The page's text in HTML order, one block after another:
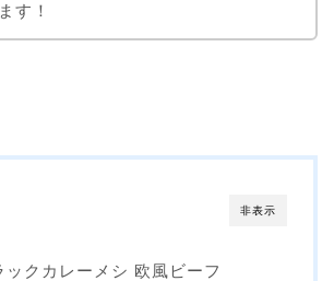
す！
非表示
ックカレーメシ 欧風ビーフ